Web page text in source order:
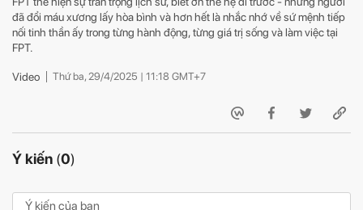
đã đổi máu xương lấy hòa bình và hơn hết là nhắc nhớ về sứ mệnh tiếp
nối tinh thần ấy trong từng hành động, từng giá trị sống và làm việc tại
FPT.
Video Thứ ba, 29/4/2025 | 11:18 GMT+7
Ý kiến (0)